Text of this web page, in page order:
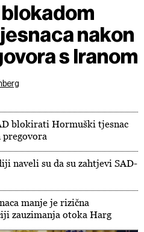
nakon
s Iranom
blokirati Hormuški tjesnac
naveli su da su zahtjevi SAD-
manje je rizična
zauzimanja otoka Harg